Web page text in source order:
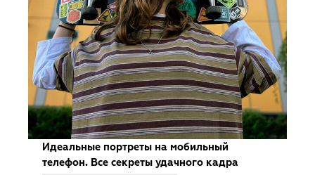
Идеальные портреты на мобильный
телефон. Все секреты удачного кадра